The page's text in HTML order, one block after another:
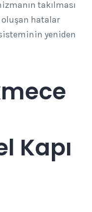
takılması
hatalar
yeniden
Kapı